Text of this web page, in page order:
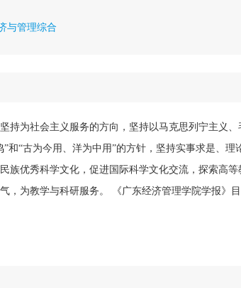
与管理综合
持为社会主义服务的方向，坚持以马克思列宁主义、
和“古为今用、洋为中用”的方针，坚持实事求是、理
族优秀科学文化，促进国际科学文化交流，探索高等
，为教学与科研服务。 《广东经济管理学院学报》